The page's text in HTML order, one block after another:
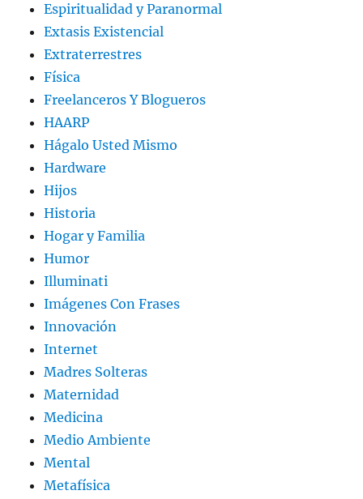
Espiritualidad y Paranormal
Extasis Existencial
Extraterrestres
Física
Freelanceros Y Blogueros
HAARP
Hágalo Usted Mismo
Hardware
Hijos
Historia
Hogar y Familia
Humor
Illuminati
Imágenes Con Frases
Innovación
Internet
Madres Solteras
Maternidad
Medicina
Medio Ambiente
Mental
Metafísica